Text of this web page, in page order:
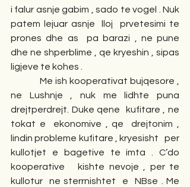
i falur asnje gabim , sado te vogel . Nuk
patem lejuar asnje  lloj  prvetesimi te
prones dhe as  pa barazi , ne pune
dhe ne shperblime , qe kryeshin , sipas
ligjeve te kohes .
ne Lushnje , nuk me lidhte puna
drejtperdrejt. Duke qene  kufitare , ne
tokat e  ekonomive , qe  drejtonim ,
lindin probleme kufitare , kryesisht   per
kullotjet e bagetive te imta . C’do
kooperative   kishte nevoje , per te
kullotur  ne sterrnishtet  e  NBse . Me